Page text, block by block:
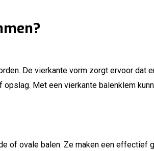
De vierkante vorm zorgt ervoor dat
Met een vierkante balenklem
of ovale balen. Ze maken een effectief